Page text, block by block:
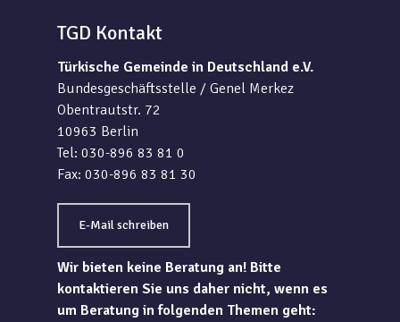
TGD Kontakt
Türkische Gemeinde in Deutschland e.V.
Bundesgeschäftsstelle / Genel Merkez
Obentrautstr. 72
10963 Berlin
Tel: 030-896 83 81 0
Fax: 030-896 83 81 30
E-Mail schreiben
Wir bieten keine Beratung an! Bitte
kontaktieren Sie uns daher nicht, wenn es
um Beratung in folgenden Themen geht: